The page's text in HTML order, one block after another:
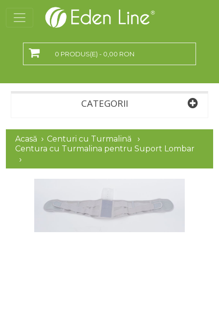
0 PRODUS(E) - 0,00 RON
CATEGORII
Acasă
Centuri cu Turmalină
Centura cu Turmalina pentru Suport Lombar